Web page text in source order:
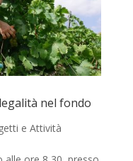
nel fondo
e Attività